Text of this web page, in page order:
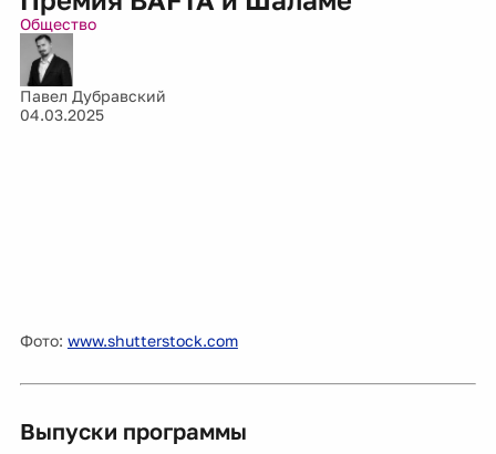
Общество
Павел Дубравский
04.03.2025
Фото: www.shutterstock.com
Выпуски программы